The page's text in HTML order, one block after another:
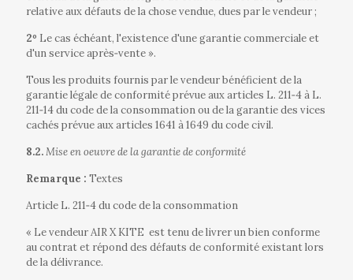
relative aux défauts de la chose vendue, dues par le vendeur ;
2º Le cas échéant, l'existence d'une garantie commerciale et
d'un service après‐vente ».
Tous les produits fournis par le vendeur bénéficient de la
garantie légale de conformité prévue aux articles L. 211‐4 à L.
211‐14 du code de la consommation ou de la garantie des vices
cachés prévue aux articles 1641 à 1649 du code civil.
8.2.Mise en oeuvre de la garantie de conformité
Remarque : Textes
Article L. 211‐4 du code de la consommation
« Le vendeur AIR X KITE est tenu de livrer un bien conforme
au contrat et répond des défauts de conformité existant lors
de la délivrance.